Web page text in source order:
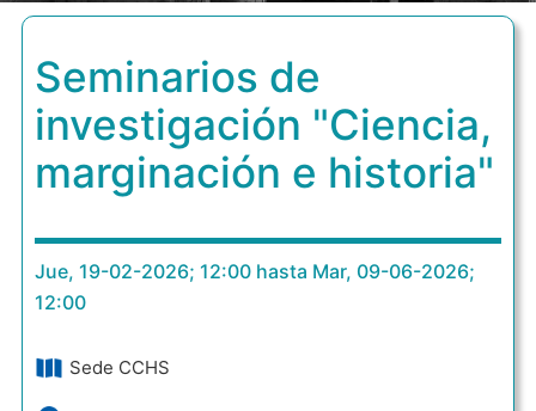
Seminarios de
investigación "Ciencia,
marginación e historia"
Jue, 19-02-2026; 12:00 hasta Mar, 09-06-2026;
12:00
Sede CCHS